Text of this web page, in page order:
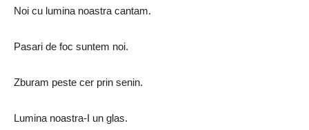
Noi cu lumina noastra cantam.
Pasari de foc suntem noi.
Zburam peste cer prin senin.
Lumina noastra-I un glas.